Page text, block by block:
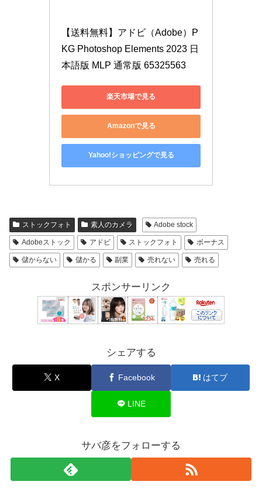
【送料無料】アドビ（Adobe）P
KG Photoshop Elements 2023 日
本語版 MLP 通常版 65325563
楽天市場で見る
Amazonで見る
Yahoo!ショッピングで見る
ストックフォト 素人のカメラ Adobe stock
Adobeストック アドビ ストックフォト ボーナス
儲からない 儲かる 副業 売れない 売れる
スポンサーリンク
シェアする
X Facebook はてブ
LINE
サバ彦をフォローする